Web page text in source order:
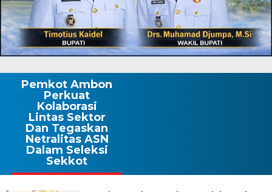
Pemkot Ambon
Perkuat
Kolaborasi
Lintas Sektor
Dan Tegaskan
Netralitas ASN
Dalam Seleksi
Sekkot